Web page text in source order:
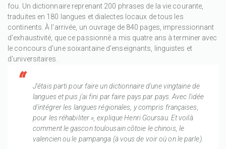
fou. Un dictionnaire reprenant 200 phrases de la vie courante,
traduites en 180 langues et dialectes locaux de tous les
continents. À l'arrivée, un ouvrage de 840 pages, impressionnant
d'exhaustivité, que ce passionné a mis quatre ans à terminer avec
le concours d'une soixantaine d'enseignants, linguistes et
d'universitaires.
J'étais parti pour faire un dictionnaire d'une vingtaine de
langues et puis j'ai fini par faire pays par pays. Avec l'idée
d'intégrer les langues régionales, y compris françaises,
pour les réhabiliter », explique Henri Goursau. Et voilà
comment le gascon toulousain côtoie le chinois, le
valencien ou le pampanga (à vous de voir où on le parle).